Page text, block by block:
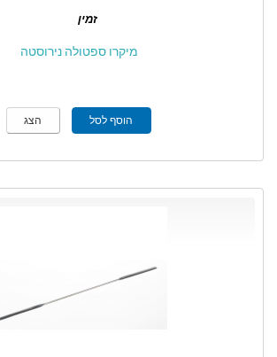
זמין
מיקרו ספטולה נירוסטה
הוסף לסל הצג